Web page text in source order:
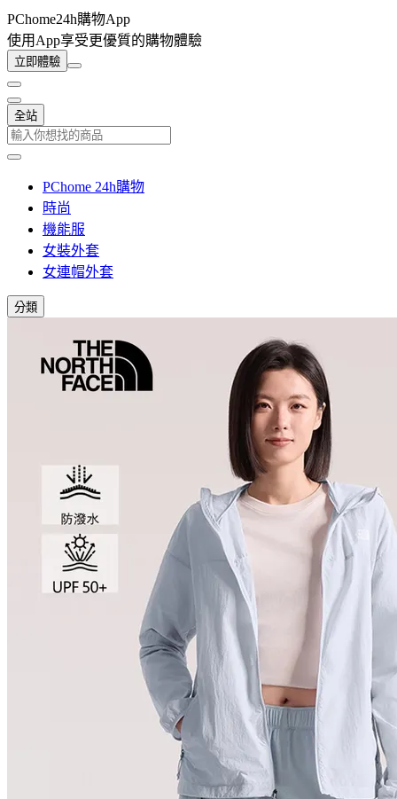
PChome24h購物App
使用App享受更優質的購物體驗
立即體驗
全站
PChome 24h購物
時尚
機能服
女裝外套
女連帽外套
分類